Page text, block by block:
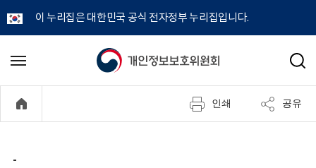
이 누리집은 대한민국 공식 전자정부 누리집입니다.
개
정
메
기
검
인쇄 공유
-